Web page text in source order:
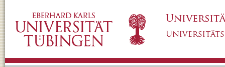
neck cancer patients